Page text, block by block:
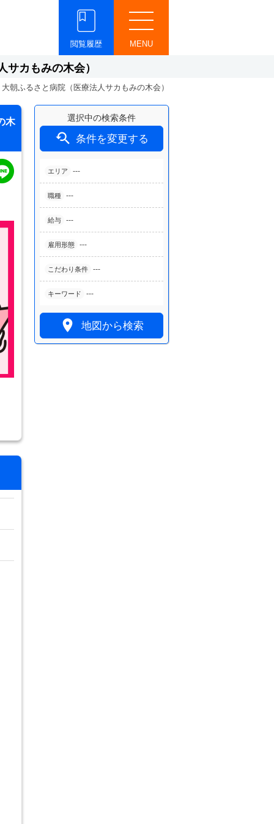
MENU
閲覧履歴
サカもみの木会）
朝ふるさと病院（医療法人サカもみの木会）
選択中の検索条件
 条件を変更する
エリア ---
職種 ---
給与 ---
雇用形態 ---
こだわり条件 ---
キーワード ---
 地図から検索
木